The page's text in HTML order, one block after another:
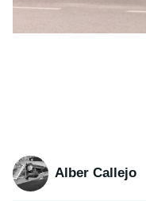
Alber Callejo